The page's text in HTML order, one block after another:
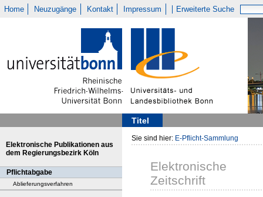
Home Neuzugänge Kontakt Impressum Erweiterte Suche
Titel
Elektronische Publikationen aus
dem Regierungsbezirk Köln
Pflichtabgabe
Ablieferungsverfahren
Sie sind hier: E-Pflicht-Sammlung
Elektronische
Zeitschrift